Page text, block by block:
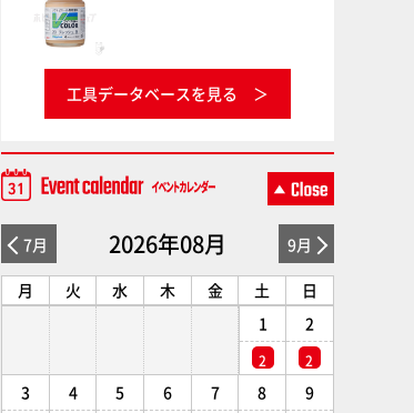
工具データベースを見る
7月 2026年08月 9月
月 火 水 木 金 土
日
1
2
2
2
3 4 5 6 7 8 9